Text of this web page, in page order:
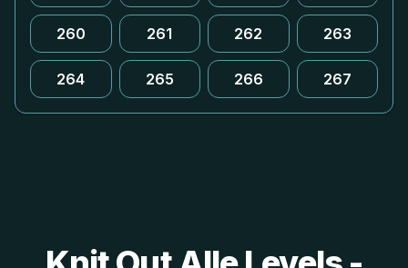
260 261 262 263
264 265 266 267